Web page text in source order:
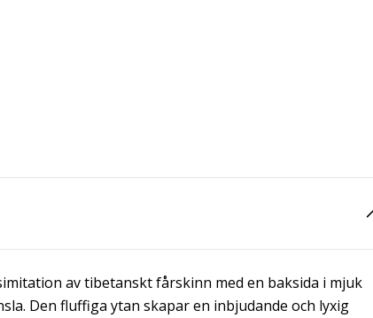
av tibetanskt fårskinn med en baksida i mjuk
Den fluffiga ytan skapar en inbjudande och lyxig